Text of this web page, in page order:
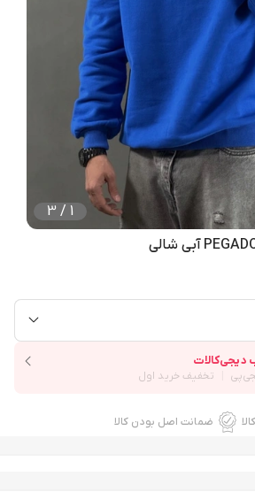
1
/
3
ضمانت اصل بودن کالا